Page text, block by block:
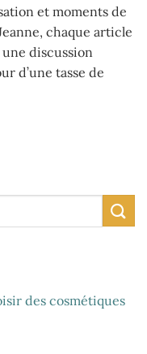
et moments de
chaque article
discussion
d’une tasse de
des cosmétiques